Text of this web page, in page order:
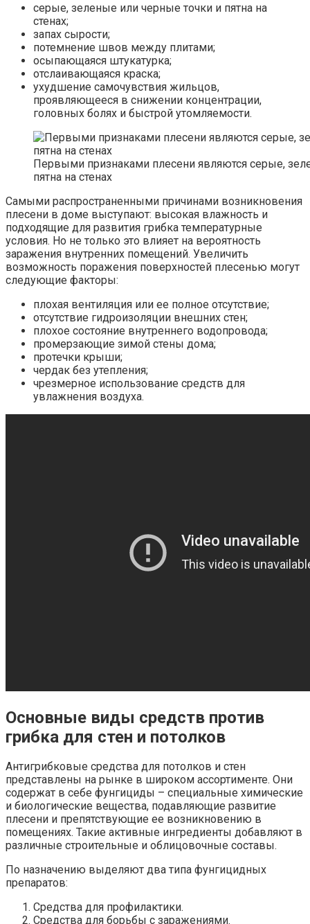
серые, зеленые или черные точки и пятна на
стенах;
запах сырости;
потемнение швов между плитами;
осыпающаяся штукатурка;
отслаивающаяся краска;
ухудшение самочувствия жильцов,
проявляющееся в снижении концентрации,
головных болях и быстрой утомляемости.
Первыми признаками плесени являются серые,
пятна на стенах
Самыми распространенными причинами возникновения
плесени в доме выступают: высокая влажность и
подходящие для развития грибка температурные
условия. Но не только это влияет на вероятность
заражения внутренних помещений. Увеличить
возможность поражения поверхностей плесенью могут
следующие факторы:
плохая вентиляция или ее полное отсутствие;
отсутствие гидроизоляции внешних стен;
плохое состояние внутреннего водопровода;
промерзающие зимой стены дома;
протечки крыши;
чердак без утепления;
чрезмерное использование средств для
увлажнения воздуха.
Основные виды средств против
грибка для стен и потолков
Антигрибковые средства для потолков и стен
представлены на рынке в широком ассортименте. Они
содержат в себе фунгициды – специальные химические
и биологические вещества, подавляющие развитие
плесени и препятствующие ее возникновению в
помещениях. Такие активные ингредиенты добавляют в
различные строительные и облицовочные составы.
По назначению выделяют два типа фунгицидных
препаратов:
Средства для профилактики.
Средства для борьбы с заражениями.